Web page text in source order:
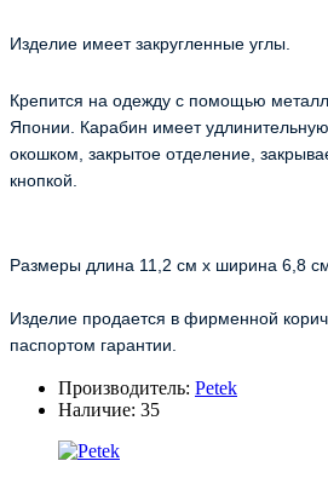
Изделие имеет закругленные углы.
Крепится на одежду с помощью
Японии. Карабин имеет
окошком, закрытое отделение,
кнопкой.
Размеры длина 11,2 см х ширина 6,8
Изделие продается в фирменной
паспортом гарантии.
Производитель: Petek
Наличие: 35